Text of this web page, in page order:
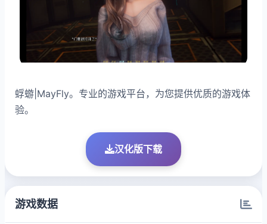
蜉蝣|MayFly。专业的游戏平台，为您提供优质的游戏体
验。
汉化版下载
游戏数据